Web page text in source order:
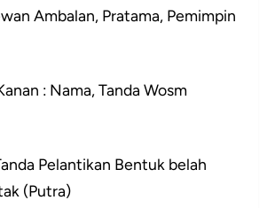
Ambalan, Pratama, Pemimpin
: Nama, Tanda Wosm
Pelantikan Bentuk belah
(Putra)